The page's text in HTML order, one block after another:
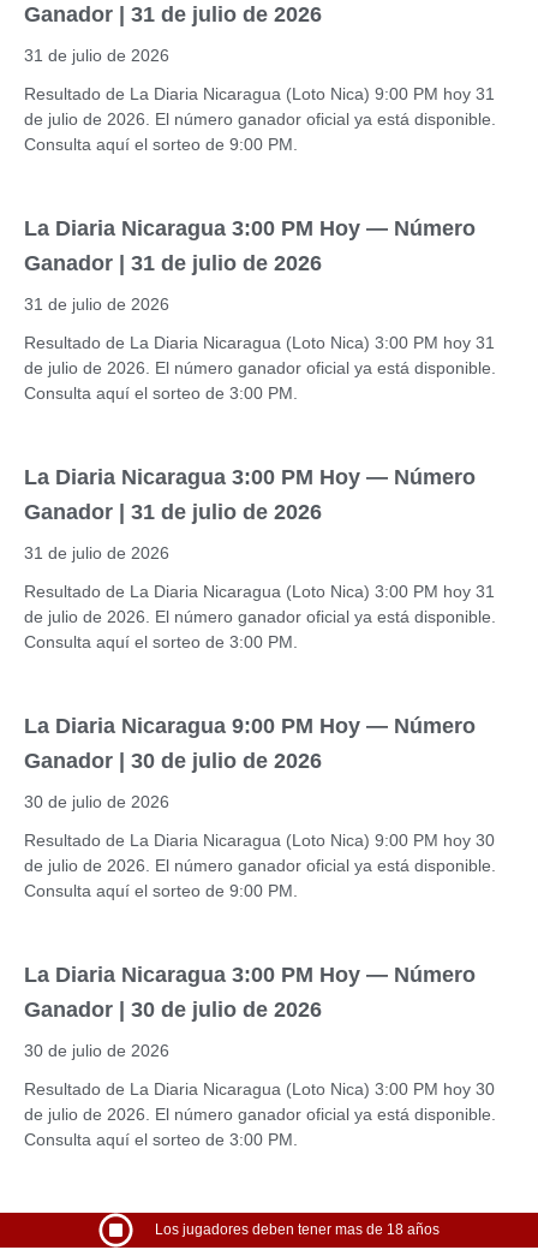
Ganador | 31 de julio de 2026
31 de julio de 2026
Resultado de La Diaria Nicaragua (Loto Nica) 9:00 PM hoy 31
de julio de 2026. El número ganador oficial ya está disponible.
Consulta aquí el sorteo de 9:00 PM.
La Diaria Nicaragua 3:00 PM Hoy — Número
Ganador | 31 de julio de 2026
31 de julio de 2026
Resultado de La Diaria Nicaragua (Loto Nica) 3:00 PM hoy 31
de julio de 2026. El número ganador oficial ya está disponible.
Consulta aquí el sorteo de 3:00 PM.
La Diaria Nicaragua 3:00 PM Hoy — Número
Ganador | 31 de julio de 2026
31 de julio de 2026
Resultado de La Diaria Nicaragua (Loto Nica) 3:00 PM hoy 31
de julio de 2026. El número ganador oficial ya está disponible.
Consulta aquí el sorteo de 3:00 PM.
La Diaria Nicaragua 9:00 PM Hoy — Número
Ganador | 30 de julio de 2026
30 de julio de 2026
Resultado de La Diaria Nicaragua (Loto Nica) 9:00 PM hoy 30
de julio de 2026. El número ganador oficial ya está disponible.
Consulta aquí el sorteo de 9:00 PM.
La Diaria Nicaragua 3:00 PM Hoy — Número
Ganador | 30 de julio de 2026
30 de julio de 2026
Resultado de La Diaria Nicaragua (Loto Nica) 3:00 PM hoy 30
de julio de 2026. El número ganador oficial ya está disponible.
Consulta aquí el sorteo de 3:00 PM.
Los jugadores deben tener mas de 18 años